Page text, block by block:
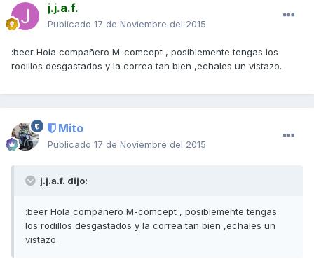
j.j.a.f.
Publicado 17 de Noviembre del 2015
:beer Hola compañero M-comcept , posiblemente tengas los
rodillos desgastados y la correa tan bien ,echales un vistazo.
Mito
Publicado 17 de Noviembre del 2015
j.j.a.f. dijo:
:beer Hola compañero M-comcept , posiblemente tengas
los rodillos desgastados y la correa tan bien ,echales un
vistazo.